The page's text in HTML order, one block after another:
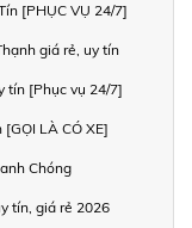
[PHỤC VỤ 24/7]
giá rẻ, uy tín
tín [Phục vụ 24/7]
LÀ CÓ XE]
Chóng
tín, giá rẻ 2026